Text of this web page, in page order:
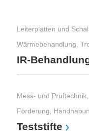
Wärmebehandlung,
IR-
Mess- und
Förderung,
Teststifte